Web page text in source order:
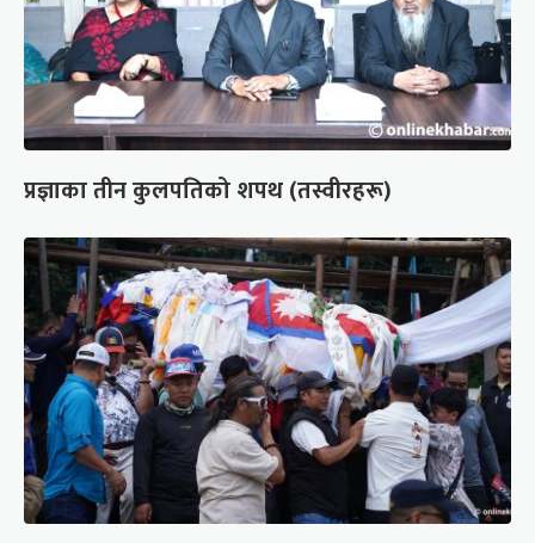
प्रज्ञाका तीन कुलपतिको शपथ (तस्वीरहरू)